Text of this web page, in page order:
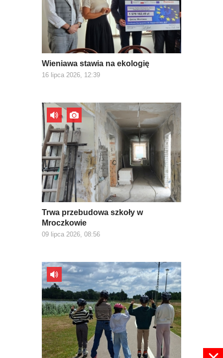
Wieniawa stawia na ekologię
16 lipca 2026, 12:39
Trwa przebudowa szkoły w
Mroczkowie
09 lipca 2026, 08:56